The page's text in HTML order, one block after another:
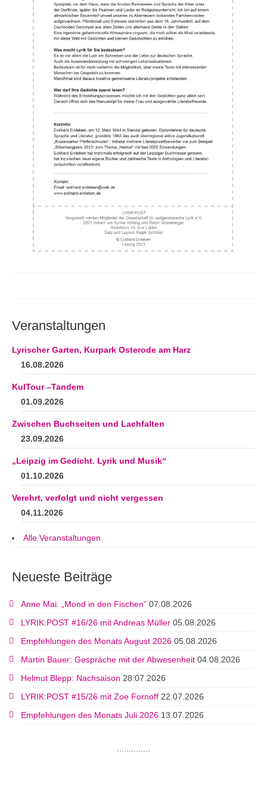
Veranstaltungen
Lyrischer Garten, Kurpark Osterode am Harz
16.08.2026
KulTour –Tandem
01.09.2026
Zwischen Buchseiten und Lachfalten
23.09.2026
„Leipzig im Gedicht. Lyrik und Musik“
01.10.2026
Verehrt, verfolgt und nicht vergessen
04.11.2026
Alle Veranstaltungen
Neueste Beiträge
Anne Mai: „Mond in den Fischen“ 07.08.2026
LYRIK:POST #16/26 mit Andreas Müller 05.08.2026
Empfehlungen des Monats August 2026 05.08.2026
Martin Bauer: Gespräche mit der Abwesenheit 04.08.2026
Helmut Blepp: Nachsaison 28.07.2026
LYRIK:POST #15/26 mit Zoe Fornoff 22.07.2026
Empfehlungen des Monats Juli 2026 13.07.2026